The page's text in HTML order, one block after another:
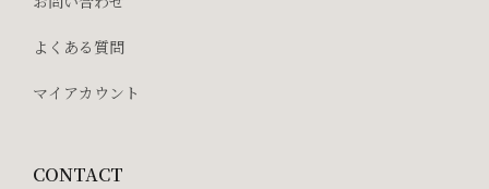
よくある質問
マイアカウント
CONTACT